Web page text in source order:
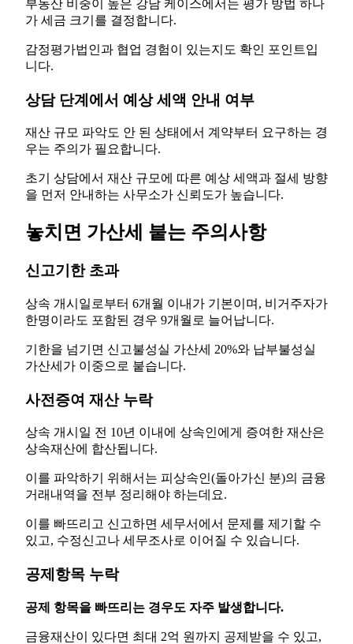
부동산 비중이 높은 강남 케이스에서는 평가 방법 하나
가 세금 크기를 결정합니다.
감정평가법인과 협업 경험이 있는지도 확인 포인트입
니다.
상담 단계에서 예상 세액 안내 여부
재산 규모 파악도 안 된 상태에서 계약부터 요구하는 경
우는 주의가 필요합니다.
초기 상담에서 재산 규모에 따른 예상 세액과 절세 방향
을 먼저 안내하는 사무소가 신뢰도가 높습니다.
놓치면 가산세 붙는 주의사항
신고기한 초과
상속 개시일로부터 6개월 이내가 기본이며, 비거주자가
한명이라도 포함된 경우 9개월로 늘어납니다.
기한을 넘기면 신고불성실 가산세 20%와 납부불성실
가산세가 이중으로 붙습니다.
사전증여 재산 누락
상속 개시일 전 10년 이내에 상속인에게 증여한 재산은
상속재산에 합산됩니다.
이를 파악하기 위해서는 피상속인(돌아가신 분)의 금융
거래내역을 전부 정리해야 하는데요.
이를 빠뜨리고 신고하면 세무서에서 문제를 제기할 수
있고, 수정신고나 세무조사로 이어질 수 있습니다.
공제항목 누락
공제 항목을 빠뜨리는 경우도 자주 발생합니다.
금융재산이 있다면 최대 2억 원까지 공제받을 수 있고,